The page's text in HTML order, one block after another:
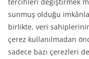
sunmuş olduğu
birlikte, veri
çerez kullanılmadan
sadece bazı çerezleri